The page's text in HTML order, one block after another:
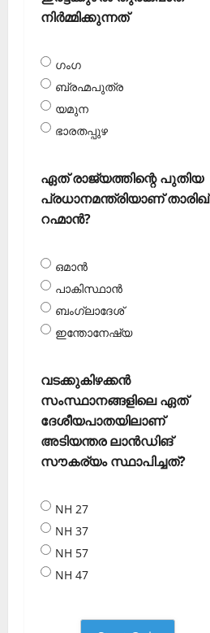
നിര്‍മ്മിക്കുന്നത്
ഗംഗ
ബ്രഹ്മപുത്ര
യമുന
ഭാരതപ്പുഴ
ഏത് രാജ്യത്തിന്റെ പുതിയ
പ്രധാനമന്ത്രിയാണ് താരിഖ്
റഹ്മാന്‍?
ഒമാന്‍
പാകിസ്ഥാന്‍
ബംഗ്ലാദേശ്‌
ഇന്തോനേഷ്യ
വടക്കുകിഴക്കന്‍
സംസ്ഥാനങ്ങളിലെ ഏത്
ദേശീയപാതയിലാണ്
അടിയന്തര ലാന്‍ഡിങ്
സൗകര്യം സ്ഥാപിച്ചത്?
NH 27
NH 37
NH 57
NH 47